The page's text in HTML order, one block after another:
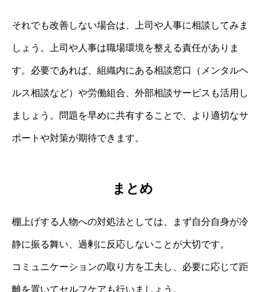
それでも改善しない場合は、上司や人事に相談してみま
しょう。上司や人事は職場環境を整える責任がありま
す。必要であれば、組織内にある相談窓口（メンタルヘ
ルス相談など）や労働組合、外部相談サービスも活用し
ましょう。問題を早めに共有することで、より適切なサ
ポートや対策が期待できます。
まとめ
棚上げする人物への対処法としては、まず自分自身が冷
静に振る舞い、過剰に反応しないことが大切です。
コミュニケーションの取り方を工夫し、必要に応じて距
離を置いてセルフケアも行いましょう。